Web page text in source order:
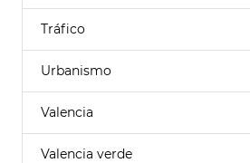
Tráfico
Urbanismo
Valencia
Valencia verde